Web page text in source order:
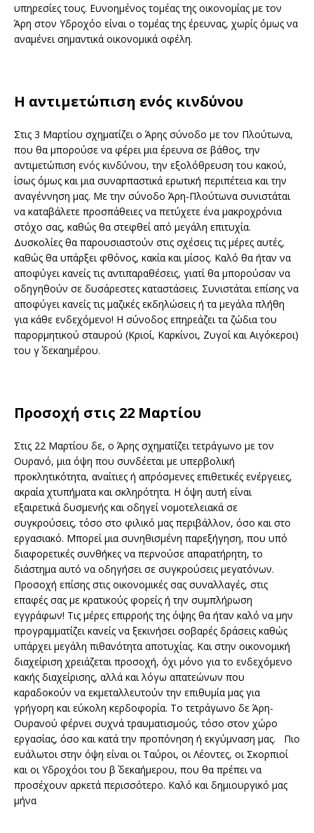
υπηρεσίες τους. Ευνοημένος τομέας της οικονομίας με τον
Άρη στον Υδροχόο είναι ο τομέας της έρευνας, χωρίς όμως να
αναμένει σημαντικά οικονομικά οφέλη.
Η αντιμετώπιση ενός κινδύνου
Στις 3 Μαρτίου σχηματίζει ο Άρης σύνοδο με τον Πλούτωνα,
που θα μπορούσε να φέρει μια έρευνα σε βάθος, την
αντιμετώπιση ενός κινδύνου, την εξολόθρευση του κακού,
ίσως όμως και μια συναρπαστικά ερωτική περιπέτεια και την
αναγέννηση μας. Με την σύνοδο Άρη-Πλούτωνα συνιστάται
να καταβάλετε προσπάθειες να πετύχετε ένα μακροχρόνια
στόχο σας, καθώς θα στεφθεί από μεγάλη επιτυχία.
Δυσκολίες θα παρουσιαστούν στις σχέσεις τις μέρες αυτές,
καθώς θα υπάρξει φθόνος, κακία και μίσος. Καλό θα ήταν να
αποφύγει κανείς τις αντιπαραθέσεις, γιατί θα μπορούσαν να
οδηγηθούν σε δυσάρεστες καταστάσεις. Συνιστάται επίσης να
αποφύγει κανείς τις μαζικές εκδηλώσεις ή τα μεγάλα πλήθη
για κάθε ενδεχόμενο! Η σύνοδος επηρεάζει τα ζώδια του
παρορμητικού σταυρού (Κριοί, Καρκίνοι, Ζυγοί και Αιγόκεροι)
του γ΄ δεκαημέρου.
Προσοχή στις 22 Μαρτίου
Στις 22 Μαρτίου δε, ο Άρης σχηματίζει τετράγωνο με τον
Ουρανό, μια όψη που συνδέεται με υπερβολική
προκλητικότητα, αναίτιες ή απρόσμενες επιθετικές ενέργειες,
ακραία χτυπήματα και σκληρότητα. Η όψη αυτή είναι
εξαιρετικά δυσμενής και οδηγεί νομοτελειακά σε
συγκρούσεις, τόσο στο φιλικό μας περιβάλλον, όσο και στο
εργασιακό. Μπορεί μια συνηθισμένη παρεξήγηση, που υπό
διαφορετικές συνθήκες να περνούσε απαρατήρητη, το
διάστημα αυτό να οδηγήσει σε συγκρούσεις μεγατόνων.
Προσοχή επίσης στις οικονομικές σας συναλλαγές, στις
επαφές σας με κρατικούς φορείς ή την συμπλήρωση
εγγράφων! Τις μέρες επιρροής της όψης θα ήταν καλό να μην
προγραμματίζει κανείς να ξεκινήσει σοβαρές δράσεις καθώς
υπάρχει μεγάλη πιθανότητα αποτυχίας. Και στην οικονομική
διαχείριση χρειάζεται προσοχή, όχι μόνο για το ενδεχόμενο
κακής διαχείρισης, αλλά και λόγω απατεώνων που
καραδοκούν να εκμεταλλευτούν την επιθυμία μας για
γρήγορη και εύκολη κερδοφορία. Το τετράγωνο δε Άρη-
Ουρανού φέρνει συχνά τραυματισμούς, τόσο στον χώρο
εργασίας, όσο και κατά την προπόνηση ή εκγύμναση μας. Πιο
ευάλωτοι στην όψη είναι οι Ταύροι, οι Λέοντες, οι Σκορπιοί
και οι Υδροχόοι του β΄ δεκαήμερου, που θα πρέπει να
προσέχουν αρκετά περισσότερο. Καλό και δημιουργικό μας
μήνα